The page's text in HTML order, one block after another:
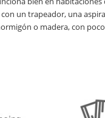
un trapeador, una
o madera, con